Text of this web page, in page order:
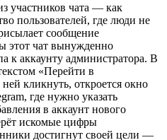
участников чата — как
пользователей, где люди не
сообщение
этот чат вынужденно
к аккаунту администратора. В
«Перейти в
кликнуть, откроется окно
где нужно указать
в аккаунт нового
искомые цифры
достигнут своей цели —